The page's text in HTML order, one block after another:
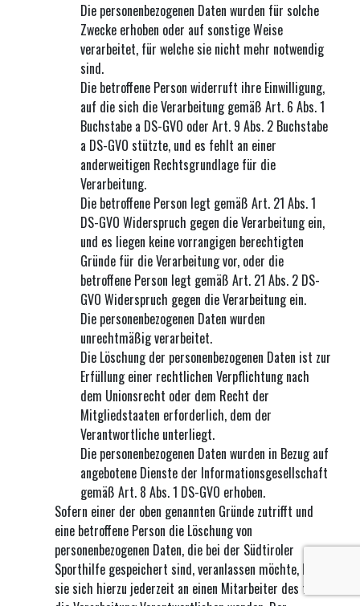
Die personenbezogenen Daten wurden für solche
Zwecke erhoben oder auf sonstige Weise
verarbeitet, für welche sie nicht mehr notwendig
sind.
Die betroffene Person widerruft ihre Einwilligung,
auf die sich die Verarbeitung gemäß Art. 6 Abs. 1
Buchstabe a DS-GVO oder Art. 9 Abs. 2 Buchstabe
a DS-GVO stützte, und es fehlt an einer
anderweitigen Rechtsgrundlage für die
Verarbeitung.
Die betroffene Person legt gemäß Art. 21 Abs. 1
DS-GVO Widerspruch gegen die Verarbeitung ein,
und es liegen keine vorrangigen berechtigten
Gründe für die Verarbeitung vor, oder die
betroffene Person legt gemäß Art. 21 Abs. 2 DS-
GVO Widerspruch gegen die Verarbeitung ein.
Die personenbezogenen Daten wurden
unrechtmäßig verarbeitet.
Die Löschung der personenbezogenen Daten ist zur
Erfüllung einer rechtlichen Verpflichtung nach
dem Unionsrecht oder dem Recht der
Mitgliedstaaten erforderlich, dem der
Verantwortliche unterliegt.
Die personenbezogenen Daten wurden in Bezug auf
angebotene Dienste der Informationsgesellschaft
gemäß Art. 8 Abs. 1 DS-GVO erhoben.
Sofern einer der oben genannten Gründe zutrifft und
eine betroffene Person die Löschung von
personenbezogenen Daten, die bei der Südtiroler
Sporthilfe gespeichert sind, veranlassen möchte, kann
sie sich hierzu jederzeit an einen Mitarbeiter des für